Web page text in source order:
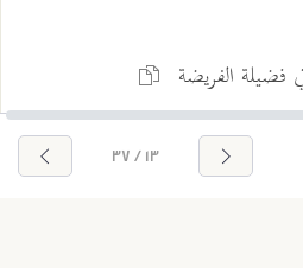
فضيلة الفريضة
13 / 37